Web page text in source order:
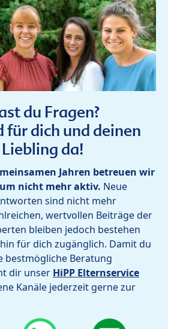
du Fragen?
für dich und deinen
Liebling da!
Jahren betreuen wir
nicht mehr aktiv. Neue
sind nicht mehr
wertvollen Beiträge der
bleiben jedoch bestehen
für dich zugänglich. Damit du
bestmögliche Beratung
dir unser HiPP Elternservice
Kanäle jederzeit gerne zur